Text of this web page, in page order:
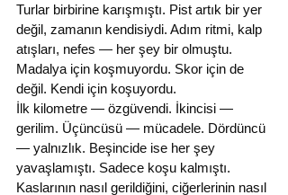
Turlar birbirine karışmıştı. Pist artık bir yer
değil, zamanın kendisiydi. Adım ritmi, kalp
atışları, nefes — her şey bir olmuştu.
Madalya için koşmuyordu. Skor için de
değil. Kendi için koşuyordu.
İlk kilometre — özgüvendi. İkincisi —
gerilim. Üçüncüsü — mücadele. Dördüncü
— yalnızlık. Beşincide ise her şey
yavaşlamıştı. Sadece koşu kalmıştı.
Kaslarının nasıl gerildiğini, ciğerlerinin nasıl